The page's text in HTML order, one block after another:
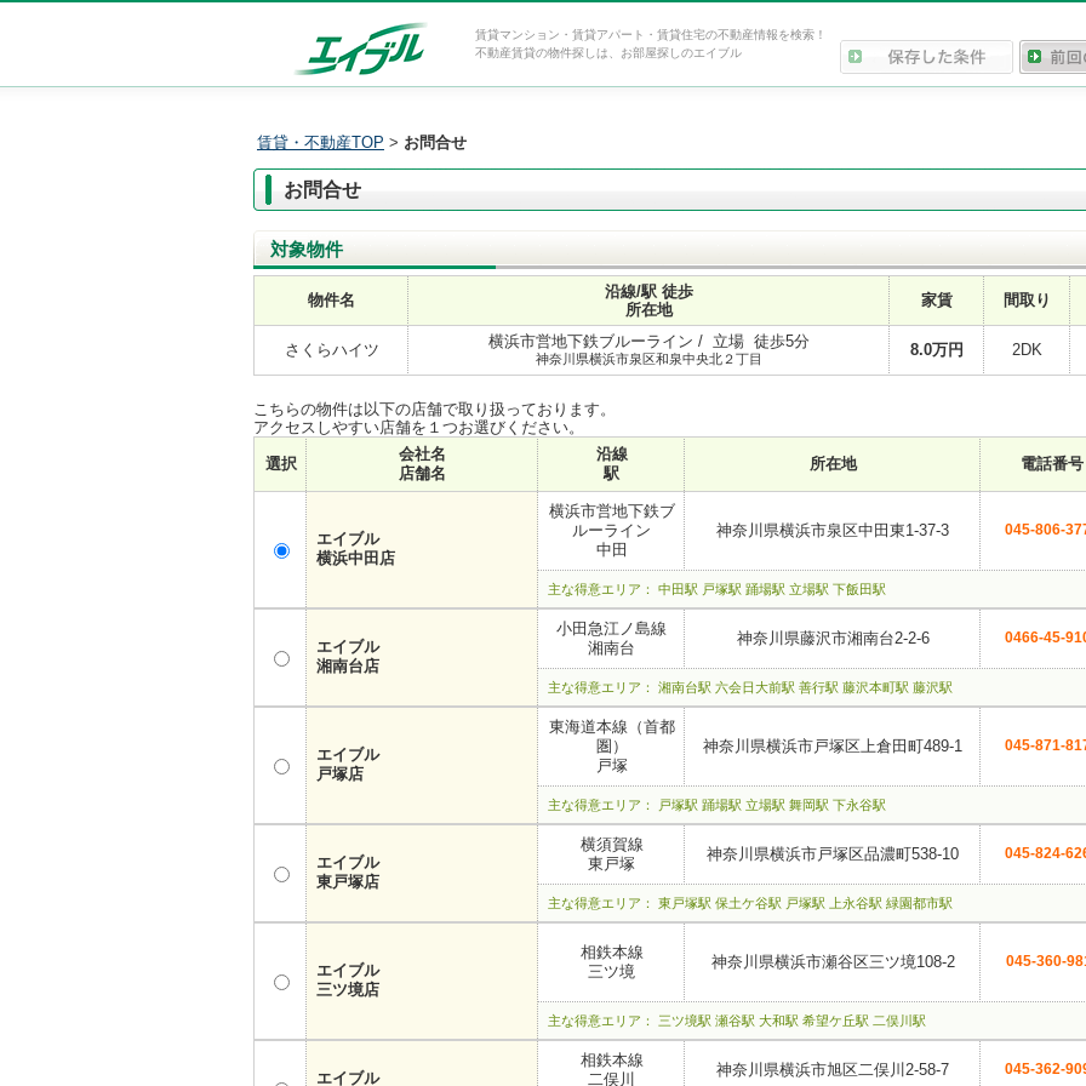
賃貸マンション・賃貸アパート・賃貸住宅の不動産情報を検索！
不動産賃貸の物件探しは、お部屋探しのエイブル
賃貸・不動産TOP > お問合せ
お問合せ
対象物件
物件名
沿線/駅 徒歩
所在地
家賃 間取り
さくらハイツ 横浜市営地下鉄ブルーライン / 立場 徒歩5分
神奈川県横浜市泉区和泉中央北２丁目 8.0万円 2DK
こちらの物件は以下の店舗で取り扱っております。
アクセスしやすい店舗を１つお選びください。
選択
会社名
店舗名
沿線
駅
所在地 電話番号
エイブル
横浜中田店
横浜市営地下鉄ブ
ルーライン
中田
神奈川県横浜市泉区中田東1-37-3 045-806-
主な得意エリア： 中田駅 戸塚駅 踊場駅 立場駅 下飯田駅
エイブル
湘南台店
小田急江ノ島線
湘南台
神奈川県藤沢市湘南台2-2-6 0466-45-
主な得意エリア： 湘南台駅 六会日大前駅 善行駅 藤沢本町駅 藤沢駅
エイブル
戸塚店
東海道本線（首都
圏）
戸塚
神奈川県横浜市戸塚区上倉田町489-1 045-871-
主な得意エリア： 戸塚駅 踊場駅 立場駅 舞岡駅 下永谷駅
エイブル
東戸塚店
横須賀線
東戸塚
神奈川県横浜市戸塚区品濃町538-10 045-824-
主な得意エリア： 東戸塚駅 保土ケ谷駅 戸塚駅 上永谷駅 緑園都市駅
エイブル
三ツ境店
相鉄本線
三ツ境
神奈川県横浜市瀬谷区三ツ境108-2 045-360-
主な得意エリア： 三ツ境駅 瀬谷駅 大和駅 希望ケ丘駅 二俣川駅
エイブル
相鉄本線
二俣川
神奈川県横浜市旭区二俣川2-58-7 045-362-